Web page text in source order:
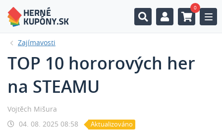
0
Zajímavosti
TOP 10 hororových her
na STEAMU
Vojtěch Mišura
04. 08. 2025 08:58 Aktualizováno